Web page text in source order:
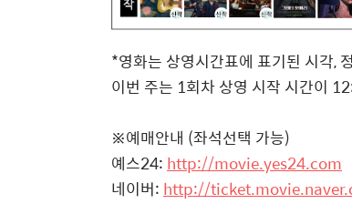
*영화는 상영시간표에 표기된 시각,
이번 주는 1회차 상영 시작 시간이
※예매안내 (좌석선택 가능)
예스24: http://movie.yes24.com
네이버: http://